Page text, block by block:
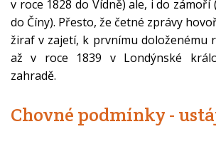
v roce 1828 do Vídně) ale, i do
do Číny). Přesto, že četné zprávy
žiraf v zajetí, k prvnímu doloženému
až v roce 1839 v Londýnské
zahradě.
Chovné podmínky -